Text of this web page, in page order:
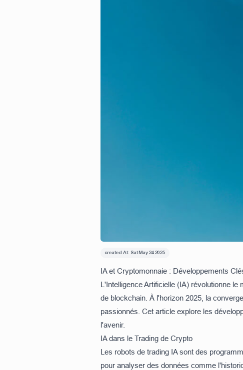
created At: Sat May 24 2025
IA et Cryptomonnaie : Développements
L'Intelligence Artificielle (IA) révolutionne
de blockchain. À l'horizon 2025, la
passionnés. Cet article explore les
l'avenir.
IA dans le Trading de Crypto
Les robots de trading IA sont des
pour analyser des données comme